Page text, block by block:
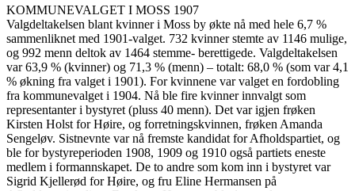
KOMMUNEVALGET I MOSS 1907
Valgdeltakelsen blant kvinner i Moss by økte nå med hele 6,7 %
sammenliknet med 1901-valget. 732 kvinner stemte av 1146 mulige,
og 992 menn deltok av 1464 stemme- berettigede. Valgdeltakelsen
var 63,9 % (kvinner) og 71,3 % (menn) – totalt: 68,0 % (som var 4,1
% økning fra valget i 1901). For kvinnene var valget en fordobling
fra kommunevalget i 1904. Nå ble fire kvinner innvalgt som
representanter i bystyret (pluss 40 menn). Det var igjen frøken
Kirsten Holst for Høire, og forretningskvinnen, frøken Amanda
Sengeløv. Sistnevnte var nå fremste kandidat for Afholdspartiet, og
ble for bystyreperioden 1908, 1909 og 1910 også partiets eneste
medlem i formannskapet. De to andre som kom inn i bystyret var
Sigrid Kjellerød for Høire, og fru Eline Hermansen på